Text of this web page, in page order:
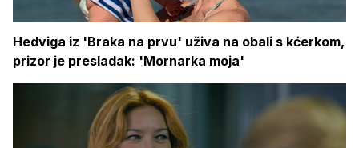
Hedviga iz 'Braka na prvu' uživa na obali s kćerkom,
prizor je presladak: 'Mornarka moja'